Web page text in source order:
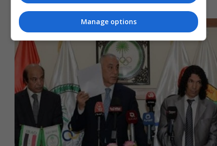
Manage options